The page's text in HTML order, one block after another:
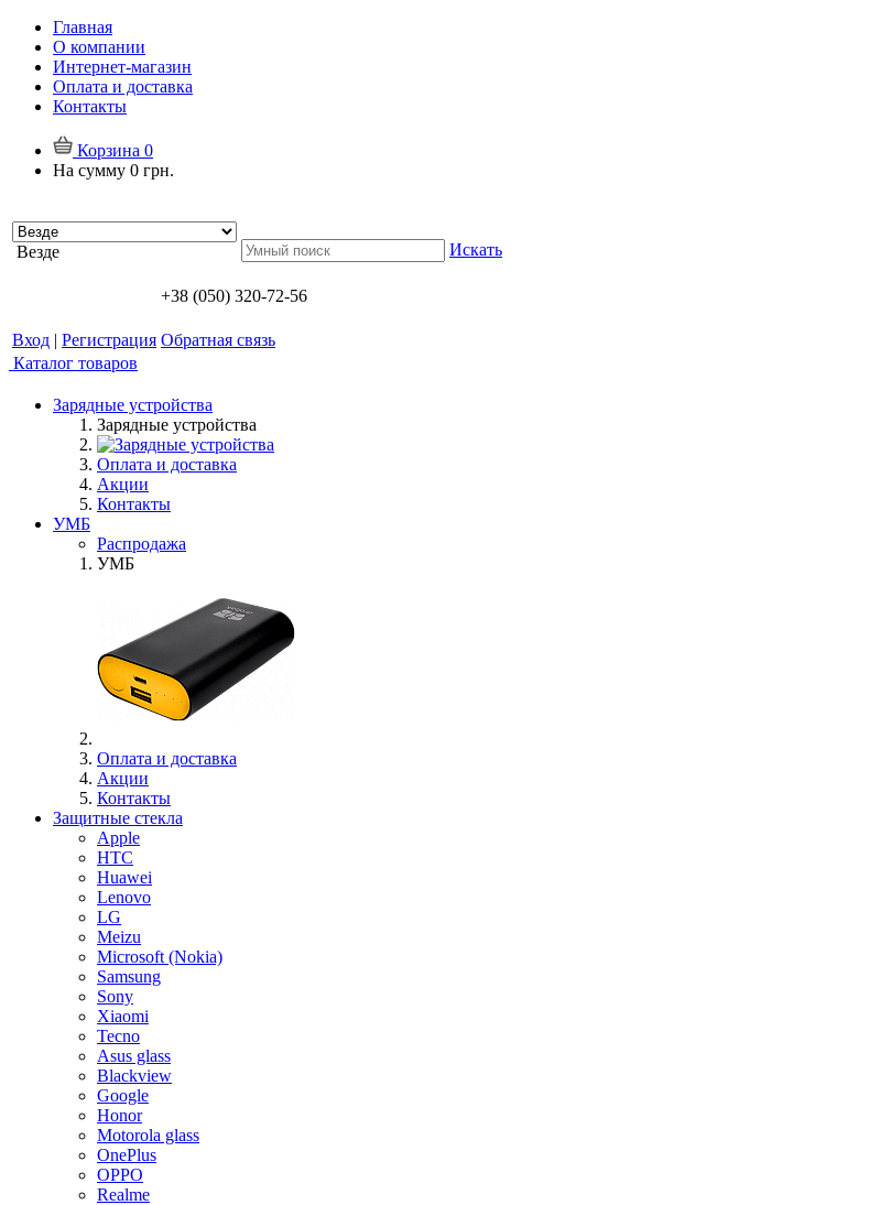
Главная
О компании
Интернет-магазин
Оплата и доставка
Контакты
Корзина 0
На сумму 0 грн.
Везде Искать
+38 (050) 320-72-56
Вход | Регистрация Обратная связь
Каталог товаров
Зарядные устройства
Зарядные устройства
Оплата и доставка
Акции
Контакты
УМБ
Распродажа
УМБ
Оплата и доставка
Акции
Контакты
Защитные стекла
Apple
HTC
Huawei
Lenovo
LG
Meizu
Microsoft (Nokia)
Samsung
Sony
Xiaomi
Tecno
Asus glass
Blackview
Google
Honor
Motorola glass
OnePlus
OPPO
Realme